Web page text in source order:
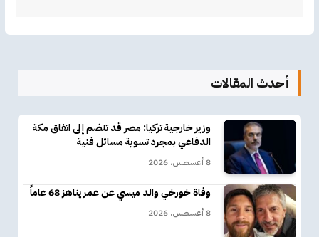
أحدث المقالات
وزير خارجية تركيا: مصر قد تنضم إلى اتفاق مكة
الدفاعي بمجرد تسوية مسائل فنية
8 أغسطس، 2026
وفاة خورخي والد ميسي عن عمر يناهز 68 عاماً
8 أغسطس، 2026